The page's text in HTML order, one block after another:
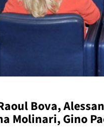
Bova,
Molinari, Gino